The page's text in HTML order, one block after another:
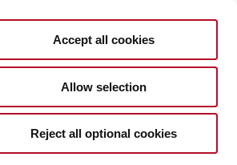
Accept all cookies
Allow selection
Reject all optional cookies
DE